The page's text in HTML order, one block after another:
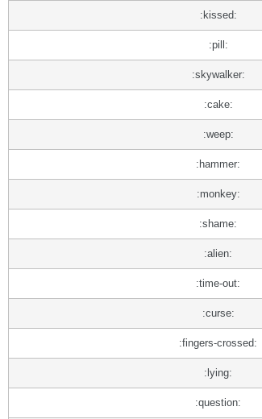
:kissed:
:pill:
:skywalker:
:cake:
:weep:
:hammer:
:monkey:
:shame:
:alien:
:time-out:
:curse:
:fingers-crossed:
:lying:
:question: